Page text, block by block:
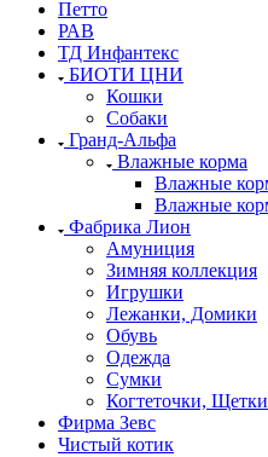
Петто
РАВ
ТД Инфантекс
БИОТИ ЦНИ
Кошки
Собаки
Гранд-Альфа
Влажные корма
Влажные
Влажные
Фабрика Лион
Амуниция
Зимняя коллекция
Игрушки
Лежанки, Домики
Обувь
Одежда
Сумки
Когтеточки,
Фирма Зевс
Чистый котик